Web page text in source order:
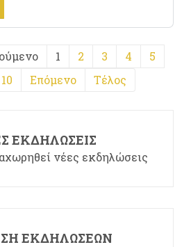
1 2 3 4
5
10 Επόμενο Τέλος
ΕΚΔΗΛΏΣΕΙΣ
νέες εκδηλώσεις
ΕΚΔΗΛΏΣΕΩΝ